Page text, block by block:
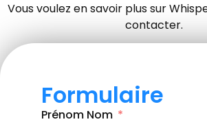
Vous voulez en savoir plus sur
contacter.
Formulaire
Prénom Nom